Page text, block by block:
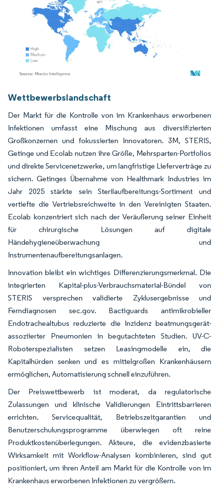
Wettbewerbslandschaft
Der Markt für die Kontrolle von im Krankenhaus erworbenen
Infektionen umfasst eine Mischung aus diversifizierten
Großkonzernen und fokussierten Innovatoren. 3M, STERIS,
Getinge und Ecolab nutzen ihre Größe, Mehrsparten-Portfolios
und direkte Servicenetzwerke, um langfristige Lieferverträge zu
sichern. Getinges Übernahme von Healthmark Industries im
Jahr 2025 stärkte sein Sterilaufbereitungs-Sortiment und
vertiefte die Vertriebsreichweite in den Vereinigten Staaten.
Ecolab konzentriert sich nach der Veräußerung seiner Einheit
für chirurgische Lösungen auf digitale
Händehygieneüberwachung und
Instrumentenaufbereitungsanlagen.
Innovation bleibt ein wichtiges Differenzierungsmerkmal. Die
integrierten Kapital-plus-Verbrauchsmaterial-Bündel von
STERIS versprechen validierte Zyklusergebnisse und
Ferndiagnosen sec.gov. Bactiguards antimikrobieller
Endotrachealtubus reduzierte die Inzidenz beatmungsgerät-
assoziierter Pneumonien in begutachteten Studien. UV-C-
Roboterspezialisten setzen Leasingmodelle ein, die
Kapitalhürden senken und es mittelgroßen Krankenhäusern
ermöglichen, Automatisierung schnell einzuführen.
Der Preiswettbewerb ist moderat, da regulatorische
Zulassungen und klinische Validierungen Eintrittsbarrieren
errichten. Servicequalität, Betriebszeitgarantien und
Benutzerschulungsprogramme überwiegen oft reine
Produktkostenüberlegungen. Akteure, die evidenzbasierte
Wirksamkeit mit Workflow-Analysen kombinieren, sind gut
positioniert, um ihren Anteil am Markt für die Kontrolle von im
Krankenhaus erworbenen Infektionen zu vergrößern.